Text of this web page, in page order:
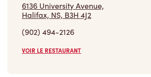
6136 University Avenue,
Halifax, NS, B3H 4J2
(902) 494-2126
VOIR LE RESTAURANT